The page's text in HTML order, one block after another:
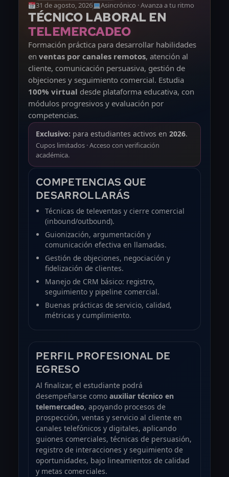
31 de agosto, 2026 Asincrónico · Avanza a tu ritmo
TÉCNICO LABORAL EN
TELEMERCADEO
Formación práctica para desarrollar habilidades
en ventas por canales remotos, atención al
cliente, comunicación persuasiva, gestión de
objeciones y seguimiento comercial. Estudia
100% virtual desde plataforma educativa, con
módulos progresivos y evaluación por
competencias.
Exclusivo: para estudiantes activos en 2026.
Cupos limitados · Acceso con verificación
académica.
COMPETENCIAS QUE
DESARROLLARÁS
Técnicas de televentas y cierre comercial
(inbound/outbound).
Guionización, argumentación y
comunicación efectiva en llamadas.
Gestión de objeciones, negociación y
fidelización de clientes.
Manejo de CRM básico: registro,
seguimiento y pipeline comercial.
Buenas prácticas de servicio, calidad,
métricas y cumplimiento.
PERFIL PROFESIONAL DE
EGRESO
Al finalizar, el estudiante podrá
desempeñarse como auxiliar técnico en
telemercadeo, apoyando procesos de
prospección, ventas y servicio al cliente en
canales telefónicos y digitales, aplicando
guiones comerciales, técnicas de persuasión,
registro de interacciones y seguimiento de
oportunidades, bajo lineamientos de calidad
y metas comerciales.